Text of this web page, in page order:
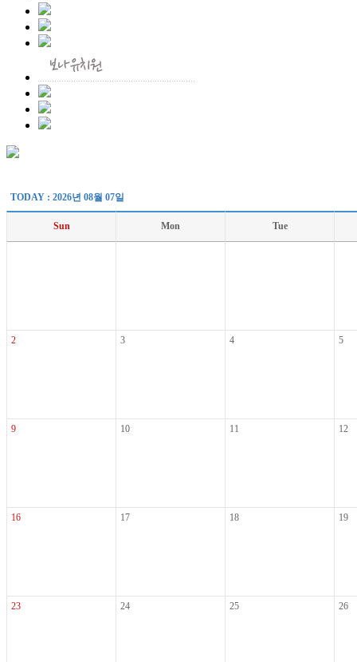
TODAY : 2026년 08월 07일
Sun Mon Tue
2 3 4 5
9 10 11 12
16 17 18 19
23 24 25 26